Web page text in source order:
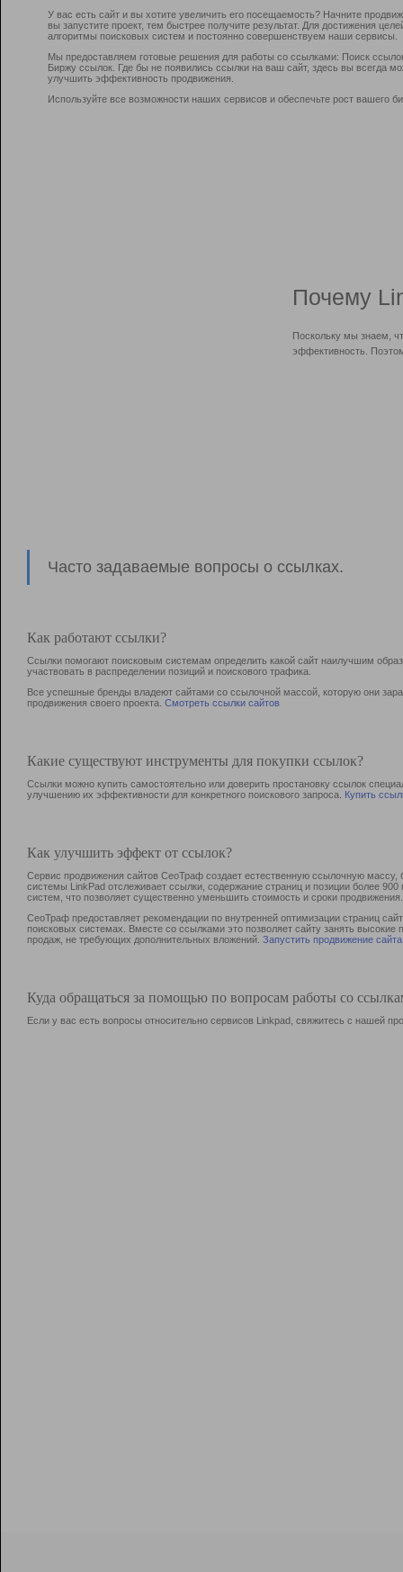
У вас есть сайт и вы хотите увеличить его посещаемость? Начните
вы запустите проект, тем быстрее получите результат. Для достижения
алгоритмы поисковых систем и постоянно совершенствуем наши сервисы.
Мы предоставляем готовые решения для работы со ссылками: Поиск
Биржу ссылок. Где бы не появились ссылки на ваш сайт, здесь вы всегда
улучшить эффективность продвижения.
Используйте все возможности наших сервисов и обеспечьте рост вашего
Почему
Поскольку мы знаем,
эффективность.
Часто задаваемые вопросы о ссылках.
Как работают ссылки?
Ссылки помогают поисковым системам определить какой сайт наилучшим
участвовать в раcпределении позиций и поискового трафика.
Все успешные бренды владеют сайтами со ссылочной массой, которую они
продвижения своего проекта. Смотреть ссылки сайтов
Какие существуют инструменты для покупки ссылок?
Ссылки можно купить самостоятельно или доверить простановку ссылок
улучшению их эффективности для конкретного поискового запроса. Купить
Как улучшить эффект от ссылок?
Сервис продвижения сайтов СеоТраф создает естественную ссылочную
системы LinkPad отслеживает ссылки, содержание страниц и позиции более
систем, что позволяет существенно уменьшить стоимость и сроки продвижения.
СеоТраф предоставляет рекомендации по внутренней оптимизации страниц
поисковых системах. Вместе со ссылками это позволяет сайту занять
продаж, не требующих дополнительных вложений. Запустить продвижение сайта
Куда обращаться за помощью по вопросам работы со
Если у вас есть вопросы относительно сервисов Linkpad, свяжитесь с нашей